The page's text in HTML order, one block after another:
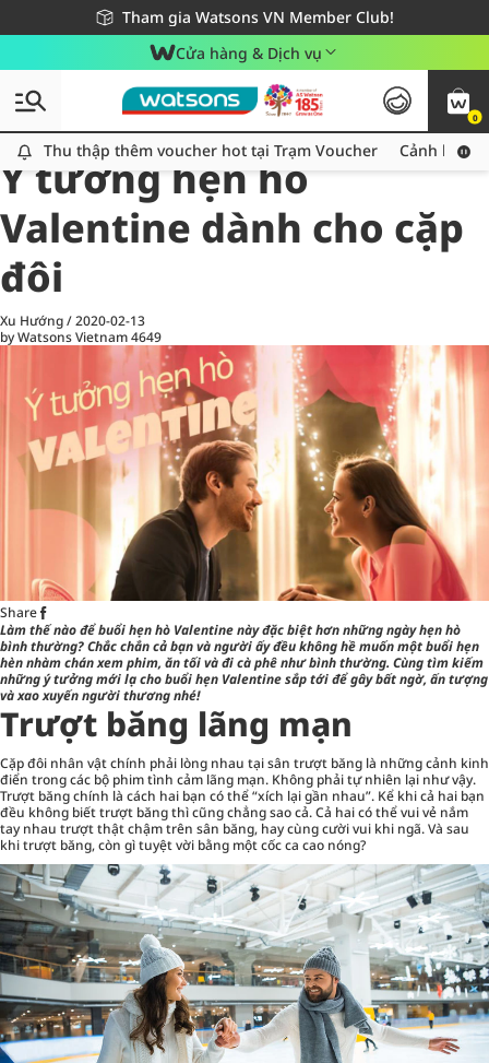
Tham gia Watsons VN Member Club!
Miễn phí giao hàng cho đơn hàng từ 249,000Đ
Giao hàng nhanh 24h - Áp dụng khu vực TP. Hồ Chí Minh
Cửa hàng & Dịch vụ
0
Thu thập thêm voucher hot tại Trạm Voucher
Thu thập thêm voucher hot tại Trạm Voucher Cảnh báo
All
Chăm Sóc Cá Nhân
Ý tưởng hẹn hò
Valentine dành cho cặp
đôi
Xu Hướng/2020-02-13
by Watsons Vietnam4649
Share
Làm thế nào để buổi hẹn hò Valentine này đặc biệt hơn những ngày hẹn hò
bình thường? Chắc chắn cả bạn và người ấy đều không hề muốn một buổi hẹn
hèn nhàm chán xem phim, ăn tối và đi cà phê như bình thường. Cùng tìm kiếm
những ý tưởng mới lạ cho buổi hẹn Valentine sắp tới để gây bất ngờ, ấn tượng
và xao xuyến người thương nhé!
Trượt băng lãng mạn
Cặp đôi nhân vật chính phải lòng nhau tại sân trượt băng là những cảnh kinh
điển trong các bộ phim tình cảm lãng mạn. Không phải tự nhiên lại như vậy.
Trượt băng chính là cách hai bạn có thể “xích lại gần nhau”. Kể khi cả hai bạn
đều không biết trượt băng thì cũng chẳng sao cả. Cả hai có thể vui vẻ nắm
tay nhau trượt thật chậm trên sân băng, hay cùng cười vui khi ngã. Và sau
khi trượt băng, còn gì tuyệt vời bằng một cốc ca cao nóng?